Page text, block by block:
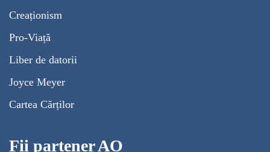
Creaționism
Pro-Viață
Liber de datorii
Joyce Meyer
Cartea Cărților
Fii partener AO